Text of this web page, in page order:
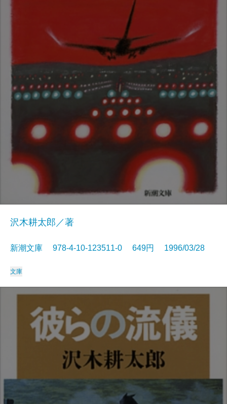
沢木耕太郎／著
新潮文庫 978-4-10-123511-0 649円 1996/03/28
文庫